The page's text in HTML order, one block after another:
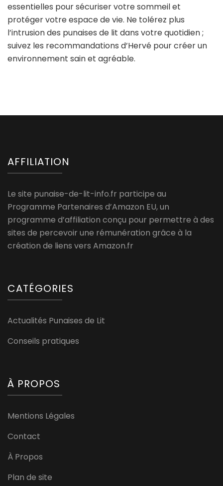
essentielles pour sécuriser votre sommeil et
protéger votre espace de vie. Ne tolérez plus
l’intrusion des punaises de lit dans votre quotidien ;
suivez les recommandations d’Hervé pour créer un
environnement sain et agréable.
AFFILIATION
Le site punaise-de-lit-info.fr participe au
Programme Partenaires d’Amazon EU, un
programme d’affiliation conçu pour permettre à des
sites de percevoir une rémunération grâce à la
création de liens vers Amazon.fr
CATÉGORIES
Actualités Punaises de Lit
Conseils pratiques
À PROPOS
Mentions Légales
Contact
À Propos
Plan de site